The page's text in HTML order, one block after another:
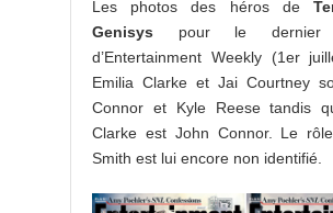
Les photos des héros de
Genisys pour le dernier
d’Entertainment Weekly (1er
Emilia Clarke et Jai Courtney
Connor et Kyle Reese tandis
Clarke est John Connor. Le
Smith est lui encore non identifié.